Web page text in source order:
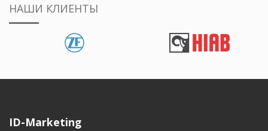
НАШИ КЛИЕНТЫ
ID-Marketing